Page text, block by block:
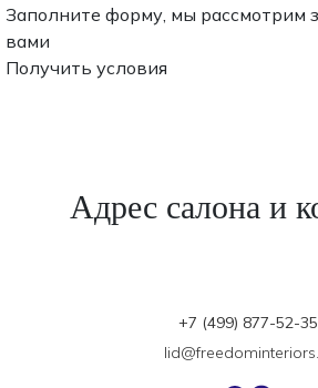
Заполните форму, мы рассмотрим
вами
Получить условия
Адрес салона и
+7 (499) 877-52-35